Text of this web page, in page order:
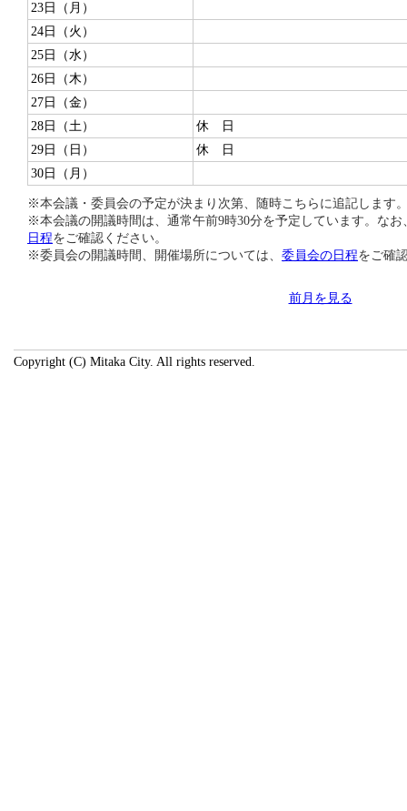
23日（月）
24日（火）
25日（水）
26日（木）
27日（金）
28日（土）
休 日
29日（日）
休 日
30日（月）
※本会議・委員会の予定が決まり次第、随時こちらに追記します
※本会議の開議時間は、通常午前9時30分を予定しています。な
日程をご確認ください。
※委員会の開議時間、開催場所については、 委員会の日程をご確
前月を見る
Copyright (C) Mitaka City. All rights reserved.